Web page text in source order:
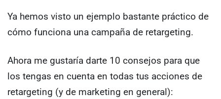
Ya hemos visto un ejemplo bastante práctico de
cómo funciona una campaña de retargeting.
Ahora me gustaría darte 10 consejos para que
los tengas en cuenta en todas tus acciones de
retargeting (y de marketing en general):